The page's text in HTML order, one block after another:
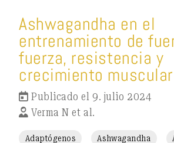
Ashwagandha en el
entrenamiento de
fuerza, resistencia y
crecimiento muscular
Publicado el 9. julio 2024
Verma N et al.
Adaptógenos Ashwagandha